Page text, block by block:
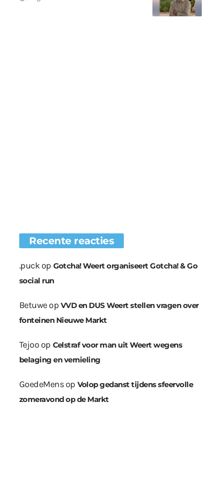
Recente reacties
.puckop Gotcha! Weert organiseert Gotcha! & Go
social run
Betuweop VVD en DUS Weert stellen vragen over
fonteinen Nieuwe Markt
Tejoo op Celstraf voor man uit Weert wegens
belaging en vernieling
GoedeMensop Volop gedanst tijdens sfeervolle
zomeravond op de Markt